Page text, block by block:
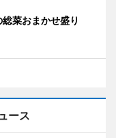
菜おまかせ盛り
ース